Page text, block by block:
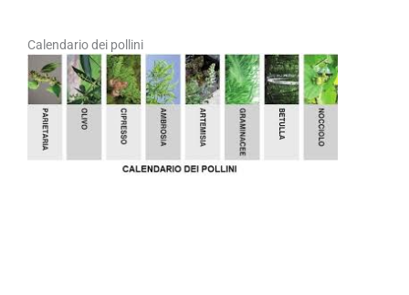
Calendario dei pollini